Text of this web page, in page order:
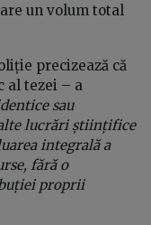
un volum total
precizează că
al tezei – a
sau
lucrări științifice
integrală a
fără o
proprii